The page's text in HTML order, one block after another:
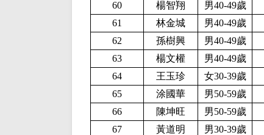
60
楊智翔 男40-49歲
61
林金城 男40-49歲
62
孫樹興 男40-49歲
63
楊文權 男40-49歲
64
王玉珍 女30-39歲
65
涂國華 男50-59歲
66
陳坤旺 男50-59歲
67
黃道明 男30-39歲